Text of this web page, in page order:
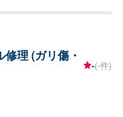
理 (ガリ傷・
-(-件)